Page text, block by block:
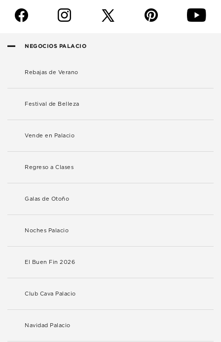
f i p y
NEGOCIOS PALACIO
Rebajas de Verano
Festival de Belleza
Vende en Palacio
Regreso a Clases
Galas de Otoño
Noches Palacio
El Buen Fin 2026
Club Cava Palacio
Navidad Palacio